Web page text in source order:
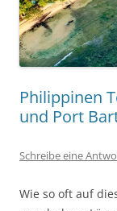
Philippinen
und Port
Schreibe eine
Wie so oft auf